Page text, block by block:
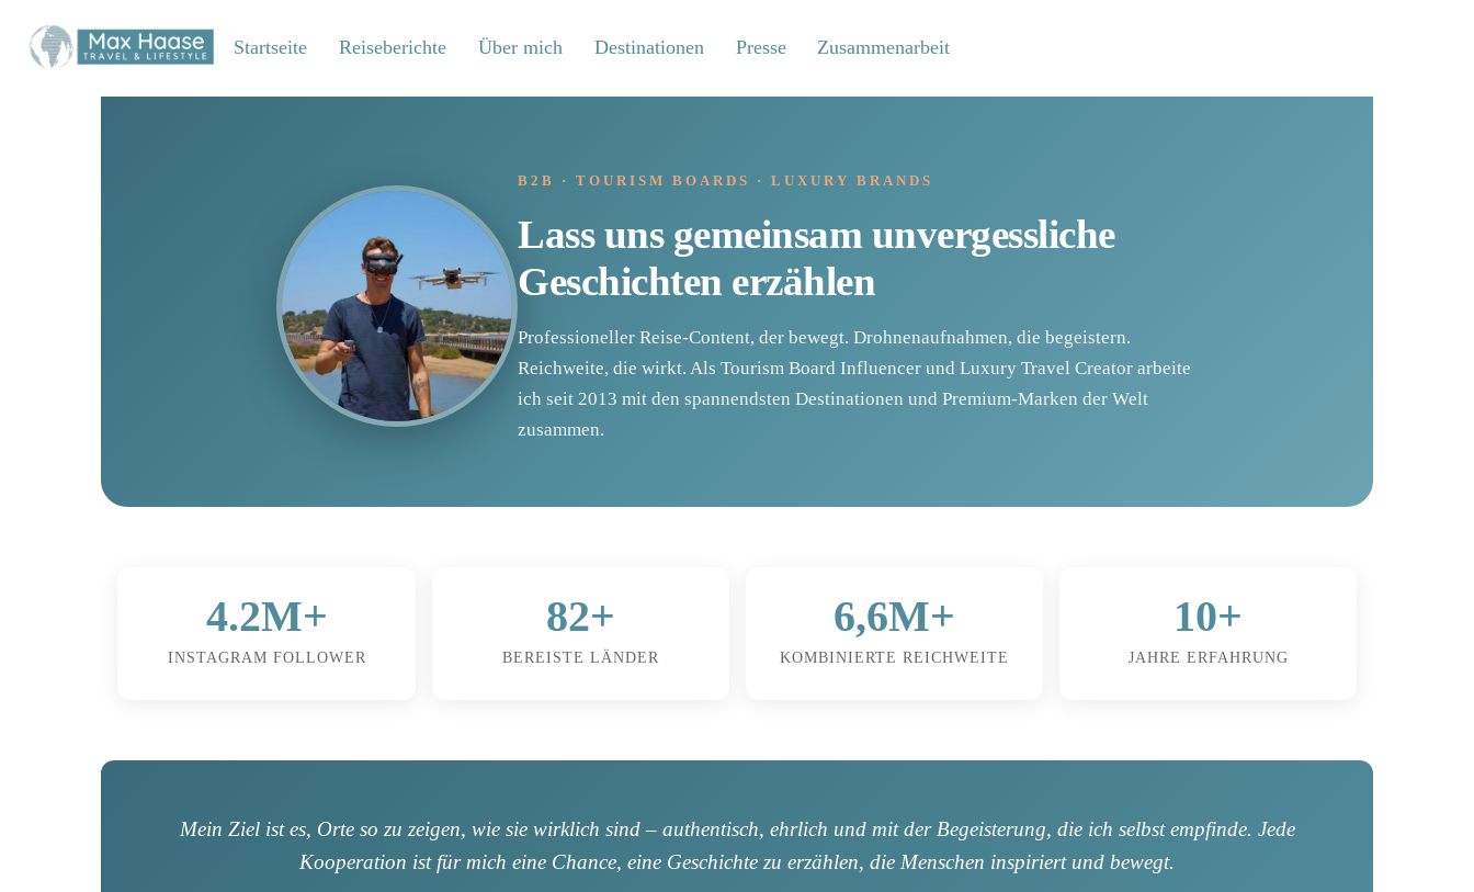
Inhalt
springen
Startseite Reiseberichte Über mich Destinationen Presse Zusammenarbeit
B2B · TOURISM BOARDS · LUXURY BRANDS
Lass uns gemeinsam unvergessliche
Geschichten erzählen
Professioneller Reise-Content, der bewegt. Drohnenaufnahmen, die begeistern.
Reichweite, die wirkt. Als Tourism Board Influencer und Luxury Travel Creator arbeite
ich seit 2013 mit den spannendsten Destinationen und Premium-Marken der Welt
zusammen.
4.2M+
INSTAGRAM FOLLOWER
82+
BEREISTE LÄNDER
6,6M+
KOMBINIERTE REICHWEITE
10+
JAHRE ERFAHRUNG
Mein Ziel ist es, Orte so zu zeigen, wie sie wirklich sind – authentisch, ehrlich und mit der Begeisterung, die ich selbst empfinde. Jede
Kooperation ist für mich eine Chance, eine Geschichte zu erzählen, die Menschen inspiriert und bewegt.